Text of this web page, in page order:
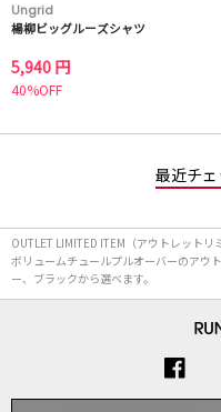
Ungrid
楊柳ビッグルーズシャツ
5,940 円
40%OFF
最近チ
OUTLET LIMITED ITEM（アウトレット
ボリュームチュールプルオーバーのアウ
ー、ブラックから選べます。